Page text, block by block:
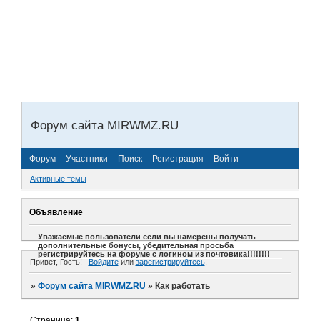
Форум сайта MIRWMZ.RU
Форум Участники Поиск Регистрация Войти
Активные темы
Объявление
Уважаемые пользователи если вы намерены получать
дополнительные бонусы, убедительная просьба
регистрируйтесь на форуме с логином из почтовика!!!!!!!!
Привет, Гость!
Войдитеили зарегистрируйтесь.
»Форум сайта MIRWMZ.RU » Как работать